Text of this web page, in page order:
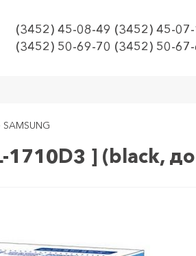
(3452) 45-08-49 (3452) 45-
(3452) 50-69-70 (3452) 50-
1710D3 ] (black,